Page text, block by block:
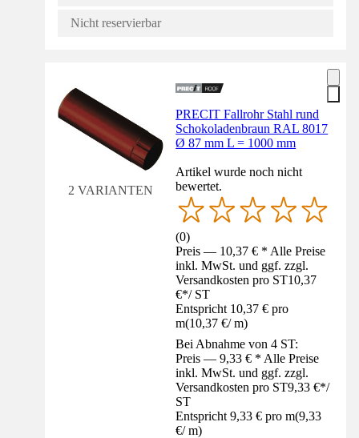
Nicht reservierbar
2 VARIANTEN
PRECIT Fallrohr Stahl rund
Schokoladenbraun RAL 8017
Ø 87 mm L = 1000 mm
Artikel wurde noch nicht
bewertet.
(0)
Preis — 10,37 € * Alle Preise
inkl. MwSt. und ggf. zzgl.
Versandkosten pro ST10,37
€*/ ST
Entspricht 10,37 € pro
m(10,37 €/ m)
Bei Abnahme von 4 ST:
Preis — 9,33 € * Alle Preise
inkl. MwSt. und ggf. zzgl.
Versandkosten pro ST9,33 €*/
ST
Entspricht 9,33 € pro m(9,33
€/ m)